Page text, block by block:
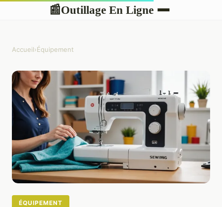
📰Outillage En Ligne
Accueil›Équipement
ÉQUIPEMENT